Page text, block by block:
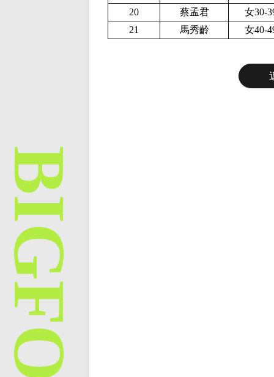
20
蔡孟君
女30-
21
馬秀齡 女40-